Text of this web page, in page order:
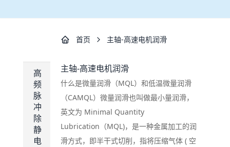
高
频
脉
冲
除
静
电
首页 主轴-高速电机润滑
主轴-高速电机润滑
什么是微量润滑（MQL）和低温微量润滑
（CAMQL）微量润滑也叫做最小量润滑，
英文为 Minimal Quantity
Lubrication（MQL)，是一种金属加工的润
滑方式，即半干式切削，指将压缩气体 ( 空